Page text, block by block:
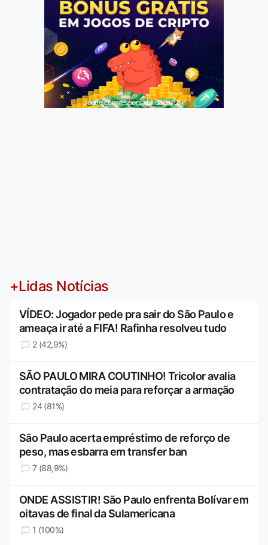
Jogue com responsabilidade. 18+
+Lidas Notícias
VÍDEO: Jogador pede pra sair do São Paulo e
ameaça ir até a FIFA! Rafinha resolveu tudo
2 (42,9%)
SÃO PAULO MIRA COUTINHO! Tricolor avalia
contratação do meia para reforçar a armação
24 (81%)
São Paulo acerta empréstimo de reforço de
peso, mas esbarra em transfer ban
7 (88,9%)
ONDE ASSISTIR! São Paulo enfrenta Bolívar em
oitavas de final da Sulamericana
1 (100%)